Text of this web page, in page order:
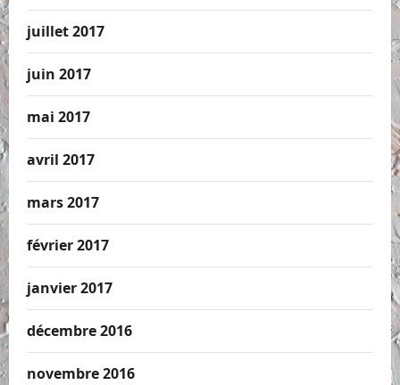
juillet 2017
juin 2017
mai 2017
avril 2017
mars 2017
février 2017
janvier 2017
décembre 2016
novembre 2016